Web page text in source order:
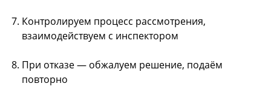
Контролируем процесс рассмотрения,
взаимодействуем с инспектором
При отказе — обжалуем решение, подаём
повторно